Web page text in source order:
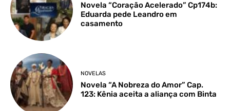
Novela “Coração Acelerado” Cp174b:
Eduarda pede Leandro em
casamento
NOVELAS
Novela “A Nobreza do Amor” Cap.
123: Kênia aceita a aliança com Binta